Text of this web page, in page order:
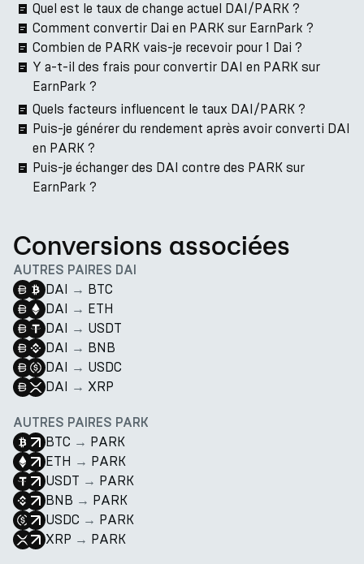
Quel est le taux de change actuel DAI/PARK ?
Comment convertir Dai en PARK sur EarnPark ?
Combien de PARK vais-je recevoir pour 1 Dai ?
Y a-t-il des frais pour convertir DAI en PARK sur
EarnPark ?
Quels facteurs influencent le taux DAI/PARK ?
Puis-je générer du rendement après avoir converti DAI
en PARK ?
Puis-je échanger des DAI contre des PARK sur
EarnPark ?
Conversions associées
AUTRES PAIRES DAI
DAI → BTC
DAI → ETH
DAI → USDT
DAI → BNB
DAI → USDC
DAI → XRP
AUTRES PAIRES PARK
BTC → PARK
ETH → PARK
USDT → PARK
BNB → PARK
USDC → PARK
XRP → PARK